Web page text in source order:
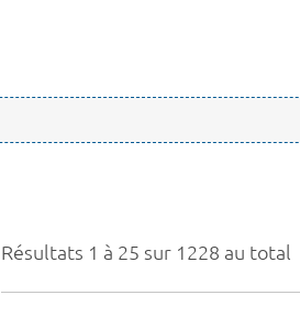
Résultats 1 à 25 sur 1228 au total